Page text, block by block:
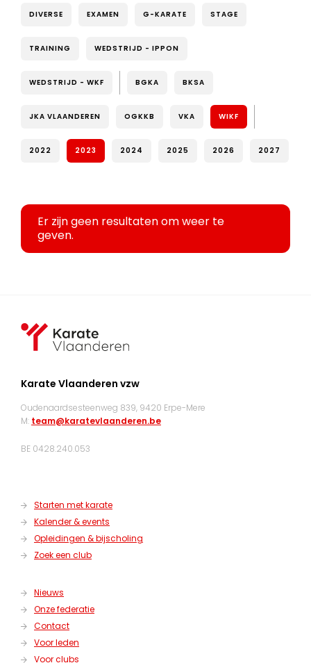
DIVERSE EXAMEN G-KARATE STAGE
TRAINING WEDSTRIJD - IPPON
WEDSTRIJD - WKF BGKA BKSA
JKA VLAANDEREN OGKKB VKA WIKF
2022 2023 2024 2025 2026 2027
Er zijn geen resultaten om weer te
geven.
Karate Vlaanderen vzw
Oudenaardsesteenweg 839, 9420 Erpe-Mere
M: team@karatevlaanderen.be
BE 0428.240.053
Starten met karate
Kalender & events
Opleidingen & bijscholing
Zoek een club
Nieuws
Onze federatie
Contact
Voor leden
Voor clubs